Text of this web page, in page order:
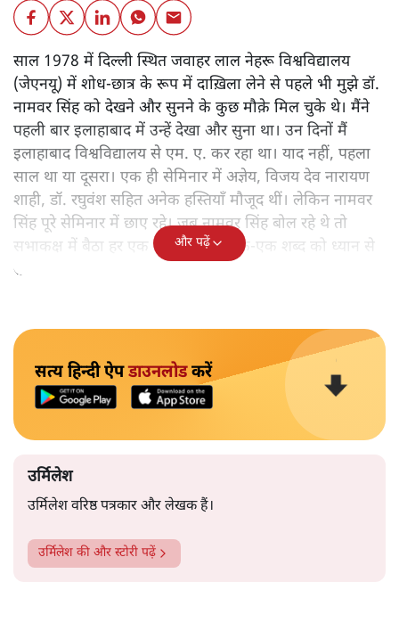
साल 1978 में दिल्ली स्थित जवाहर लाल नेहरू विश्वविद्यालय
(जेएनयू) में शोध-छात्र के रूप में दाख़िला लेने से पहले भी मुझे डॉ.
नामवर सिंह को देखने और सुनने के कुछ मौक़े मिल चुके थे। मैंने
पहली बार इलाहाबाद में उन्हें देखा और सुना था। उन दिनों मैं
इलाहाबाद विश्वविद्यालय से एम. ए. कर रहा था। याद नहीं, पहला
साल था या दूसरा। एक ही सेमिनार में अज्ञेय, विजय देव नारायण
शाही, डॉ. रघुवंश सहित अनेक हस्तियाँ मौजूद थीं। लेकिन नामवर
सिंह पूरे सेमिनार में छाए रहे। जब नामवर सिंह बोल रहे थे तो
सभाकक्ष में बैठा हर एक व्यक्ति उनके एक-एक शब्द को ध्यान से
सुन रहा था।
और पढ़ें
सत्य हिन्दी ऐपडाउनलोडकरें
उर्मिलेश
उर्मिलेश वरिष्ठ पत्रकार और लेखक हैं।
उर्मिलेश की और स्टोरी पढ़ें